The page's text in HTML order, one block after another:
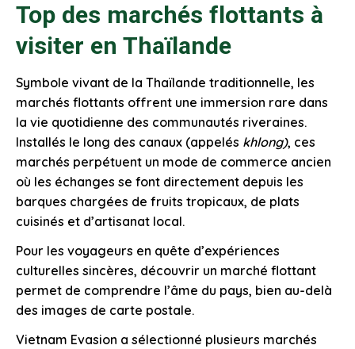
Top des marchés flottants à
visiter en Thaïlande
Symbole vivant de la Thaïlande traditionnelle, les
marchés flottants offrent une immersion rare dans
la vie quotidienne des communautés riveraines.
Installés le long des canaux (appelés khlong), ces
marchés perpétuent un mode de commerce ancien
où les échanges se font directement depuis les
barques chargées de fruits tropicaux, de plats
cuisinés et d’artisanat local.
Pour les voyageurs en quête d’expériences
culturelles sincères, découvrir un marché flottant
permet de comprendre l’âme du pays, bien au-delà
des images de carte postale.
Vietnam Evasion a sélectionné plusieurs marchés